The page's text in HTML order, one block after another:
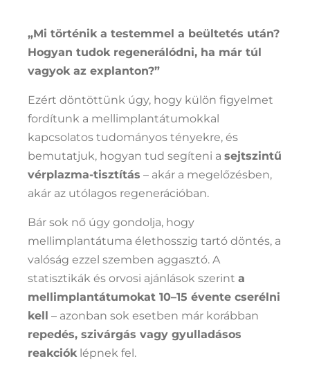
„Mi történik a testemmel a beültetés után?
Hogyan tudok regenerálódni, ha már túl
vagyok az explanton?”
Ezért döntöttünk úgy, hogy külön figyelmet
fordítunk a mellimplantátumokkal
kapcsolatos tudományos tényekre, és
bemutatjuk, hogyan tud segíteni a sejtszintű
vérplazma-tisztítás – akár a megelőzésben,
akár az utólagos regenerációban.
Bár sok nő úgy gondolja, hogy
mellimplantátuma élethosszig tartó döntés, a
valóság ezzel szemben aggasztó. A
statisztikák és orvosi ajánlások szerint a
mellimplantátumokat 10–15 évente cserélni
kell – azonban sok esetben már korábban
repedés, szivárgás vagy gyulladásos
reakciók lépnek fel.